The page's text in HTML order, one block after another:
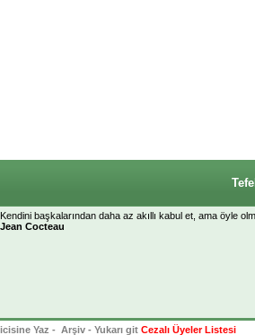
Kendini başkalarından daha az akıllı kabul et, ama öyle
Jean Cocteau
Yaz - Arşiv- Yukarı git Cezalı Üyeler Listesi